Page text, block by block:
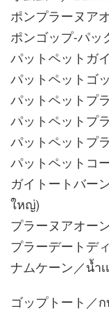
ポンプラーヌア
ポンゴップ-パ
パットペットガ
パットペットゴ
パットペットプ
パットペットプ
パットペットプ
パットペットコ
ガイトートバー
ใหญ่)
プラーヌアオー
プラーデートデ
ナムケーン／น้ำเ
ゴップトート／